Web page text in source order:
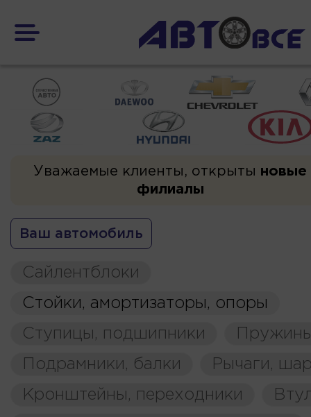
Уважаемые клиенты, открыты новые
филиалы
Ваш автомобиль
Сайлентблоки
Стойки, амортизаторы, опоры
Ступицы, подшипники
Подрамники, балки
Рычаги,
Кронштейны, переходники